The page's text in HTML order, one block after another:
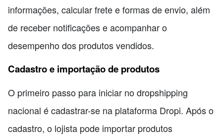
informações, calcular frete e formas de envio, além
de receber notificações e acompanhar o
desempenho dos produtos vendidos.
Cadastro e importação de produtos
O primeiro passo para iniciar no dropshipping
nacional é cadastrar-se na plataforma Dropi. Após o
cadastro, o lojista pode importar produtos